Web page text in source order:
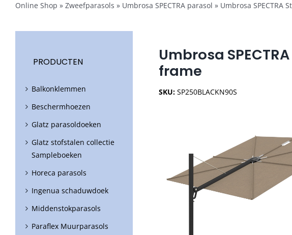
Online Shop » Zweefparasols » Umbrosa SPECTRA parasol » Umbrosa SPECTRA
Umbrosa
frame
SKU:SP250BLACKN90S
PRODUCTEN
Balkonklemmen
Beschermhoezen
Glatz parasoldoeken
Glatz stofstalen collectie
Sampleboeken
Horeca parasols
Ingenua schaduwdoek
Middenstokparasols
Paraflex Muurparasols